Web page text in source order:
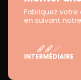
Fabriquez
en suivant
INTERMÉDIAIRE